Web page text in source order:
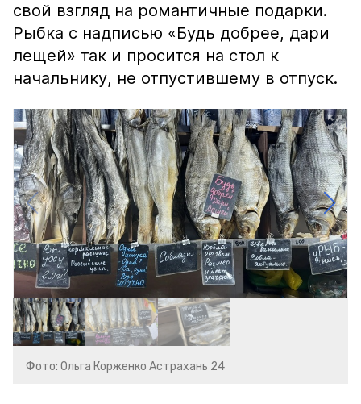
свой взгляд на романтичные подарки.
Рыбка с надписью «Будь добрее, дари
лещей» так и просится на стол к
начальнику, не отпустившему в отпуск.
Фото: Ольга Корженко Астрахань 24